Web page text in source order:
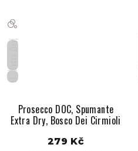
IT
Prosecco DOC, Spumante
Extra Dry, Bosco Dei Cirmioli
279 Kč